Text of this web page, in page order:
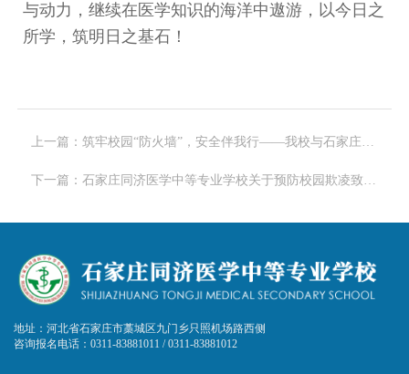
与动力，继续在医学知识的海洋中遨游，以今日之
所学，筑明日之基石！
上一篇：筑牢校园“防火墙”，安全伴我行——我校与石家庄市藁城区消防救援大队成功举办“11.9消防安全日”筑牢校园“防火墙”，安全伴我行”主题教育实践
下一篇：石家庄同济医学中等专业学校关于预防校园欺凌致家长的一封信
地址：河北省石家庄市藁城区九门乡只照机场路西侧
咨询报名电话：0311-83881011 / 0311-83881012